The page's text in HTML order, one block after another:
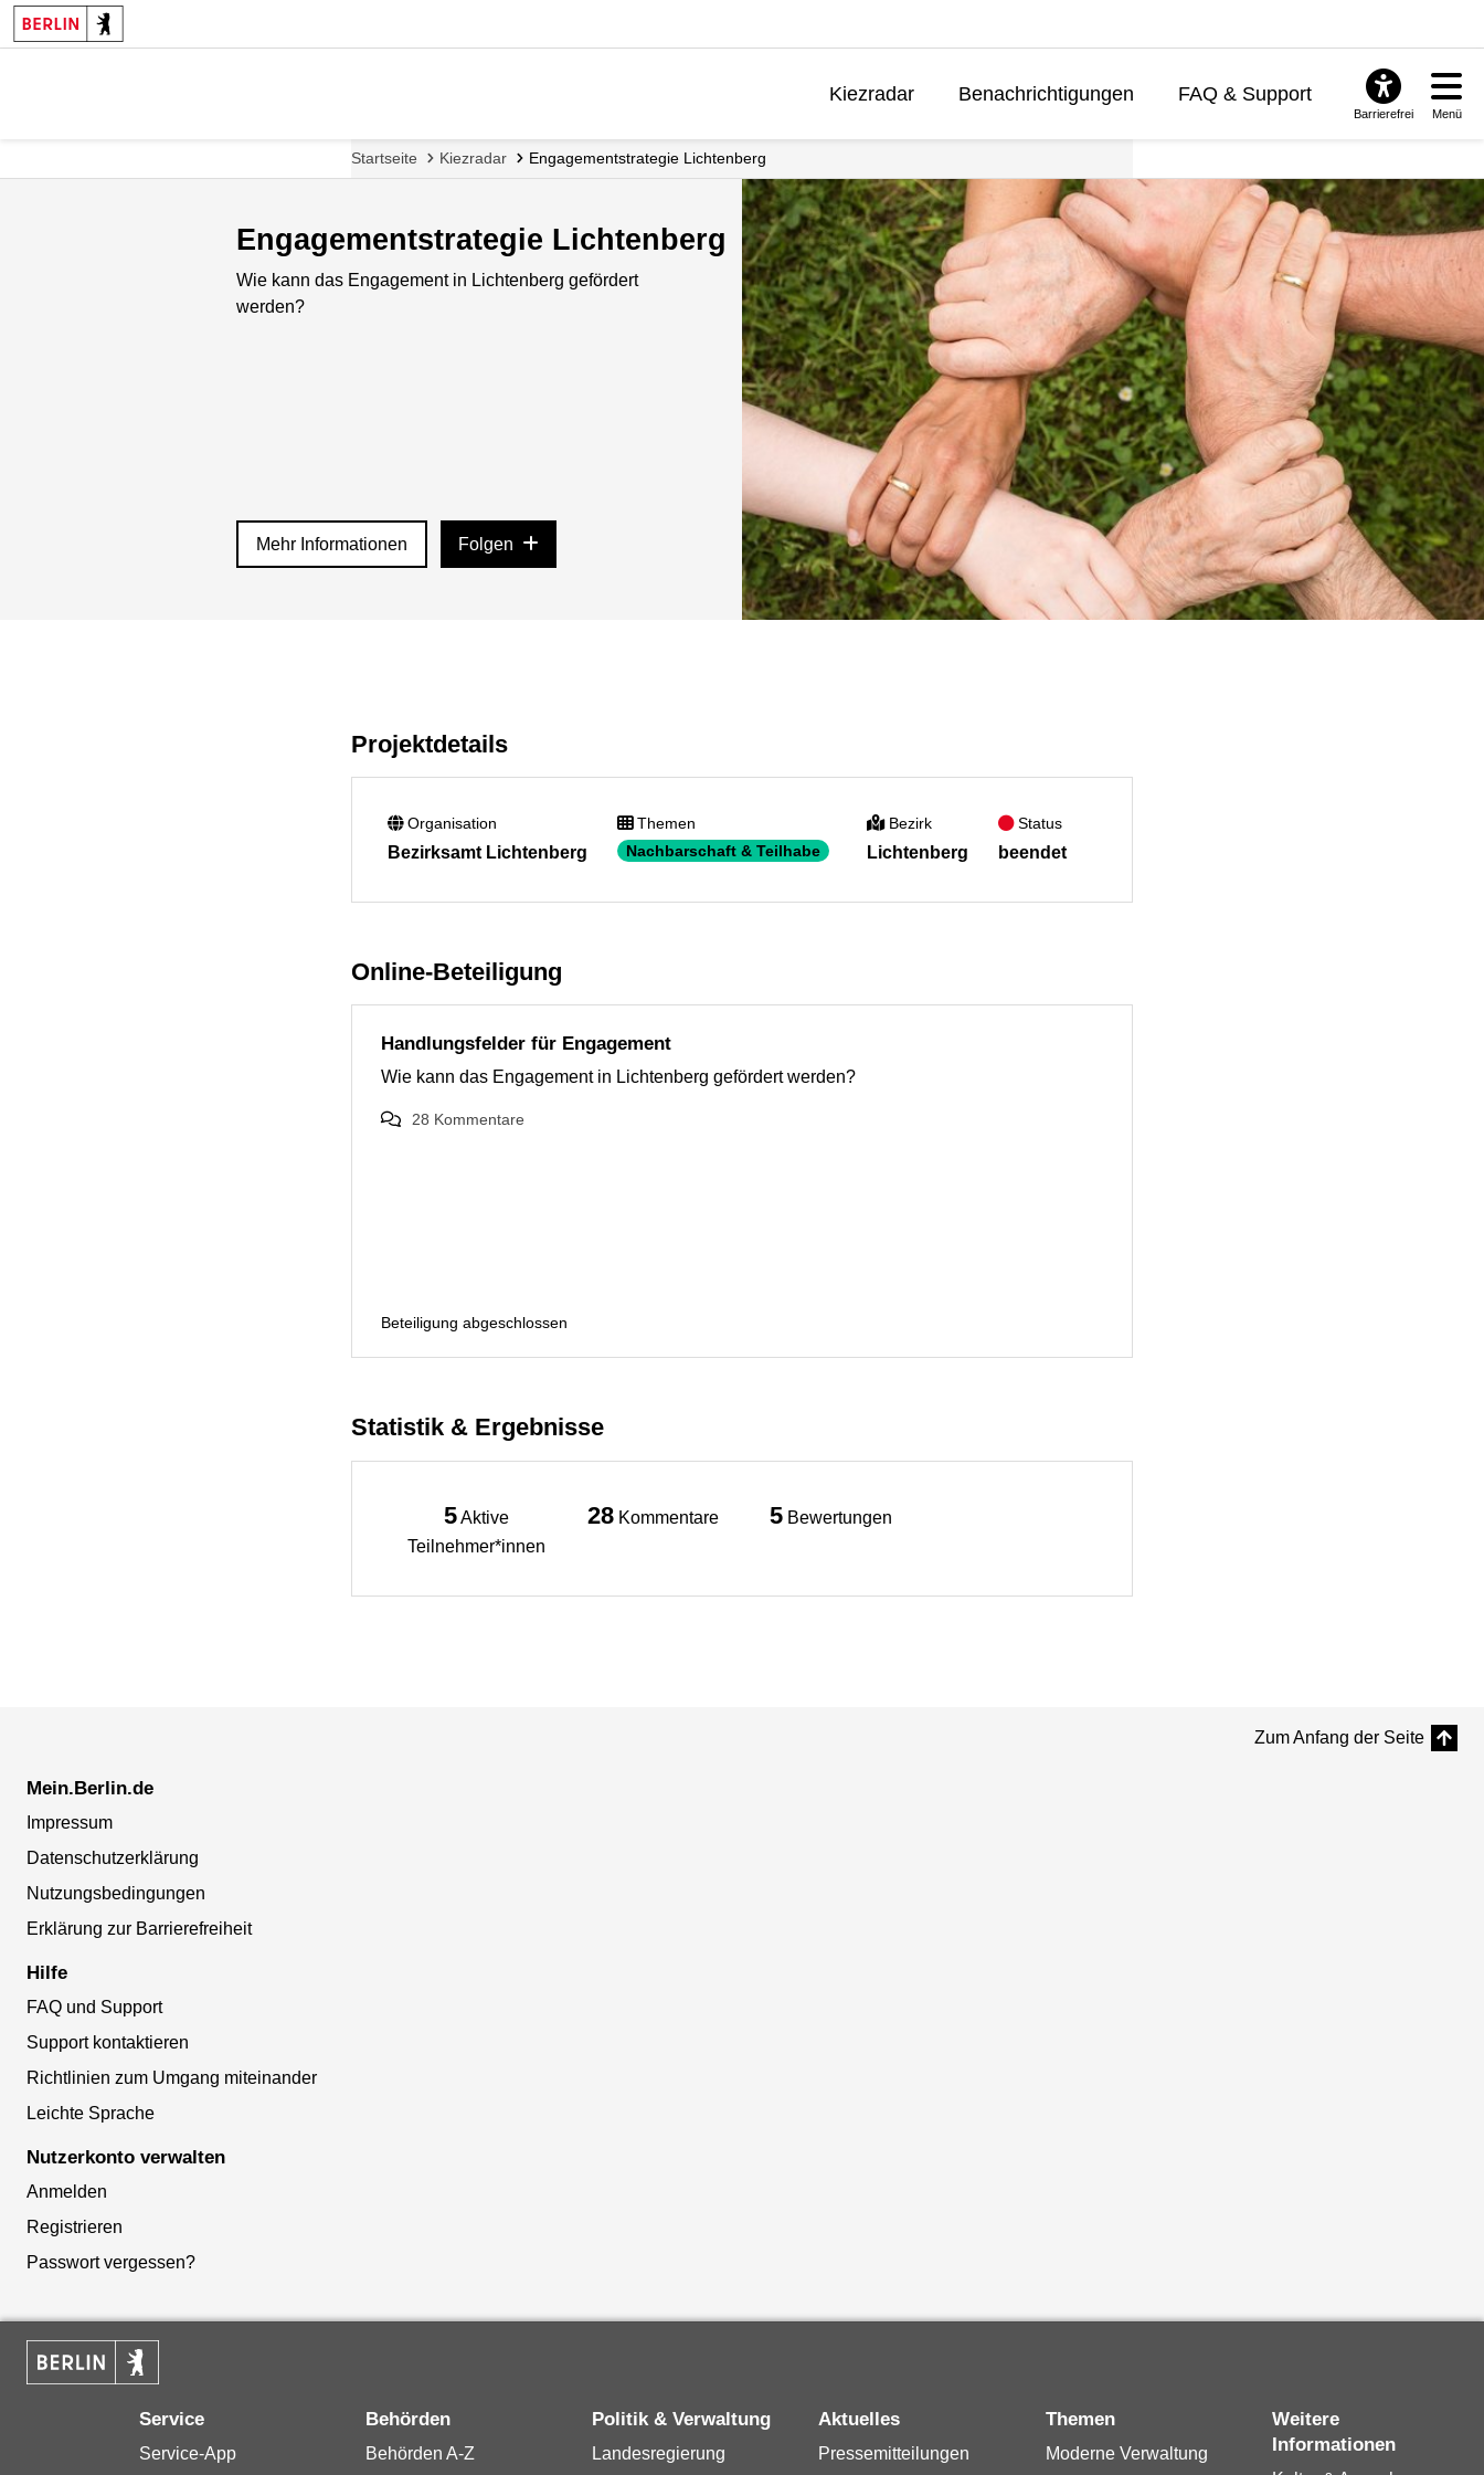
Kiezradar Benachrichtigungen FAQ & Support
Barrierefrei Menü
Startseite Kiezradar Engagementstrategie Lichtenberg
Engagementstrategie Lichtenberg
Wie kann das Engagement in Lichtenberg gefördert
werden?
Mehr Informationen Folgen
Projektdetails
Organisation
Bezirksamt Lichtenberg
Themen
Nachbarschaft & Teilhabe
Bezirk
Lichtenberg
Status
beendet
Online-Beteiligung
Handlungsfelder für Engagement
Wie kann das Engagement in Lichtenberg gefördert werden?
28 Kommentare
Beteiligung abgeschlossen
Statistik & Ergebnisse
5Aktive
Teilnehmer*innen
28 Kommentare 5 Bewertungen
Zum Anfang der Seite
Mein.Berlin.de
Impressum
Datenschutzerklärung
Nutzungsbedingungen
Erklärung zur Barrierefreiheit
Hilfe
FAQ und Support
Support kontaktieren
Richtlinien zum Umgang miteinander
Leichte Sprache
Nutzerkonto verwalten
Anmelden
Registrieren
Passwort vergessen?
Service
Service-App
Behörden
Behörden A-Z
Politik & Verwaltung
Landesregierung
Aktuelles
Pressemitteilungen
Themen
Moderne Verwaltung
Weitere
Informationen